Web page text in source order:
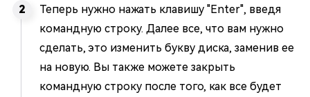
Теперь нужно нажать клавишу "Enter", введя
командную строку. Далее все, что вам нужно
сделать, это изменить букву диска, заменив ее
на новую. Вы также можете закрыть
командную строку после того, как все будет